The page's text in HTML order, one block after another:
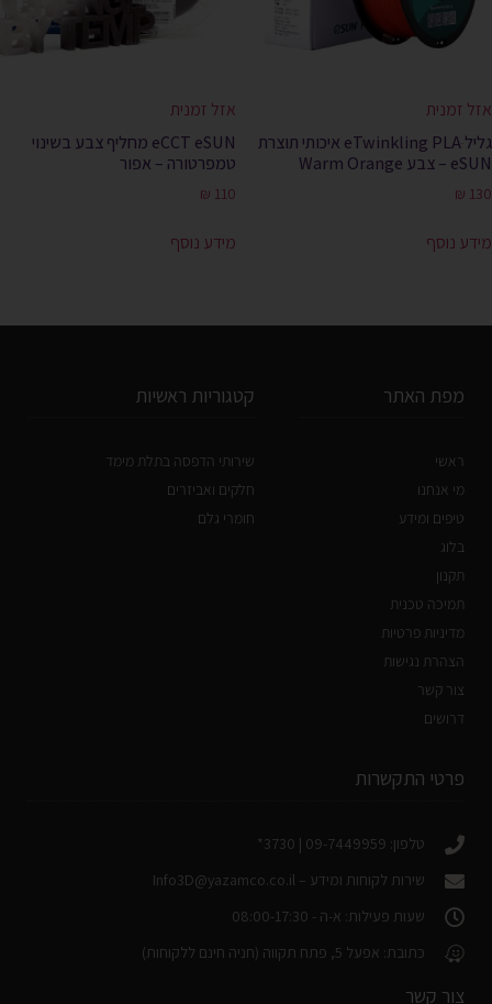
אזל זמנית
גליל eTwinkling PLAּ איכותי תוצרת
eSUN – צבע Warm Orange
₪ 130
מידע נוסף
אזל זמנית
eCCT eSUN מחליף צבע בשינוי
טמפרטורה – אפור
₪ 110
מידע נוסף
מפת האתר
ראשי
מי אנחנו
טיפים ומידע
בלוג
תקנון
תמיכה טכנית
מדיניות פרטיות
הצהרת נגישות
צור קשר
דרושים
קטגוריות ראשיות
שירותי הדפסה בתלת מימד
חלקים ואביזרים
חומרי גלם
פרטי התקשרות
טלפון: 09-7449959 | 3730*
שירות לקוחות ומידע – Info3D@yazamco.co.il
שעות פעילות: א-ה - 08:00-17:30
כתובת: אפעל 5, פתח תקווה (חניה חינם ללקוחות)
צור קשר